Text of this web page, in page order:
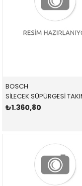
BOSCH
₺1.360,80